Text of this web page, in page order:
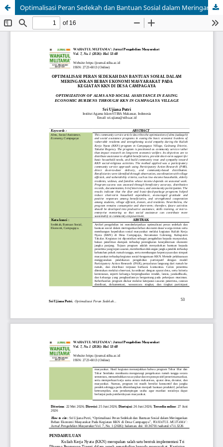
Optimalisasi Peran Sedekah dan Bantuan Sosial dalam Meringankan Beban Ekonomi Masyarakat Pada Kegiatan KKN di Desa Campagaya